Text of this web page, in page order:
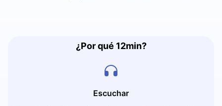
¿Por qué 12min?
Escuchar